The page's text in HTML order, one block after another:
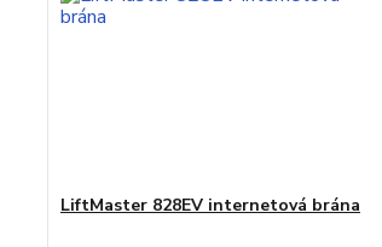
LiftMaster 828EV internetová brána